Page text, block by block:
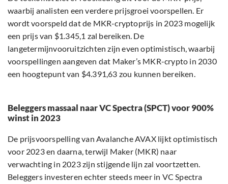
waarbij analisten een verdere prijsgroei voorspellen. Er
wordt voorspeld dat de MKR-cryptoprijs in 2023 mogelijk
een prijs van $1.345,1 zal bereiken. De
langetermijnvooruitzichten zijn even optimistisch, waarbij
voorspellingen aangeven dat Maker’s MKR-crypto in 2030
een hoogtepunt van $4.391,63 zou kunnen bereiken.
Beleggers massaal naar VC Spectra (SPCT) voor 900%
winst in 2023
De prijsvoorspelling van Avalanche AVAX lijkt optimistisch
voor 2023 en daarna, terwijl Maker (MKR) naar
verwachting in 2023 zijn stijgende lijn zal voortzetten.
Beleggers investeren echter steeds meer in VC Spectra